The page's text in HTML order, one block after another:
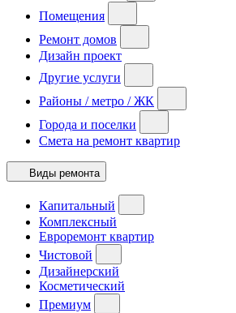
Помещения
Ремонт домов
Дизайн проект
Другие услуги
Районы / метро / ЖК
Города и поселки
Смета на ремонт квартир
Виды ремонта
Капитальный
Комплексный
Евроремонт квартир
Чистовой
Дизайнерский
Косметический
Премиум